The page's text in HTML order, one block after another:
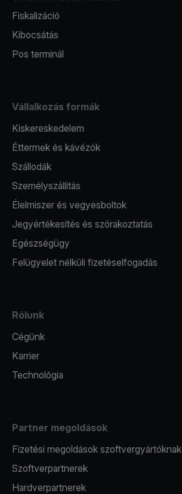
Fiskalizáció
Kibocsátás
Pos terminál
Vállalkozás formák
Kiskereskedelem
Éttermek és kávézók
Szállodák
Személyszállítás
Élelmiszer és vegyesboltok
Jegyértékesítés és szórakoztatás
Egészségügy
Felügyelet nélküli fizetéselfogadás
Rólunk
Cégünk
Karrier
Technológia
Partner megoldások
Fizetési megoldások szoftvergyártóknak
Szoftverpartnerek
Hardverpartnerek